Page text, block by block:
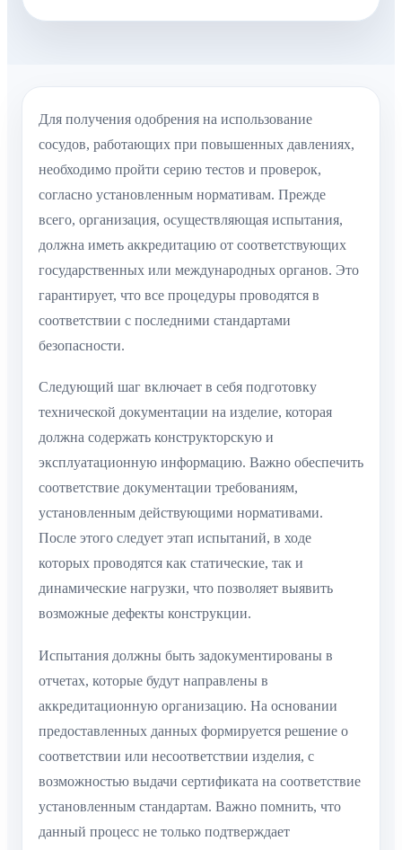
Для получения одобрения на использование
сосудов, работающих при повышенных давлениях,
необходимо пройти серию тестов и проверок,
согласно установленным нормативам. Прежде
всего, организация, осуществляющая испытания,
должна иметь аккредитацию от соответствующих
государственных или международных органов. Это
гарантирует, что все процедуры проводятся в
соответствии с последними стандартами
безопасности.
Следующий шаг включает в себя подготовку
технической документации на изделие, которая
должна содержать конструкторскую и
эксплуатационную информацию. Важно обеспечить
соответствие документации требованиям,
установленным действующими нормативами.
После этого следует этап испытаний, в ходе
которых проводятся как статические, так и
динамические нагрузки, что позволяет выявить
возможные дефекты конструкции.
Испытания должны быть задокументированы в
отчетах, которые будут направлены в
аккредитационную организацию. На основании
предоставленных данных формируется решение о
соответствии или несоответствии изделия, с
возможностью выдачи сертификата на соответствие
установленным стандартам. Важно помнить, что
данный процесс не только подтверждает